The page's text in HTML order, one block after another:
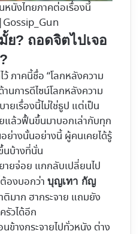
นังไทยภาคต่อเรื่องนี้
ย? ถอดจิตไปเจอ
ภาคนี้ชื่อ “โลกหลังความ
นการดีไซน์โลกหลังความ
ยเรื่องนี้ไม่ใช่ธูป แต่เป็น
แล้วฟื้นขึ้นมาบอกเล่ากับทุก
ย่างนั้นอย่างนี้ ผู้คนเคยได้รู้
นบ้างที่นั่น
ยจ่อย แกกลับเปลี่ยนไป
องบอกว่า บุญเทา กัญ
ติมาก ฮากระจาย แถมยัง
รัวได้อีก
นข้างกระจายไปทั่วหนัง ต่าง